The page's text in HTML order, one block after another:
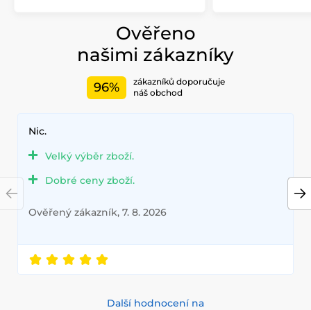
Ověřeno
našimi zákazníky
96%
zákazníků doporučuje
náš obchod
Nic.
Velký výběr zboží.
Dobré ceny zboží.
Ověřený zákazník, 7. 8. 2026
Další hodnocení na